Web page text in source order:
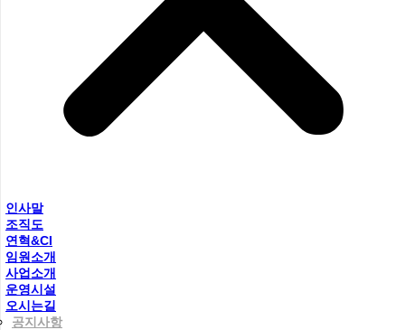
인사말
조직도
연혁&CI
임원소개
사업소개
운영시설
오시는길
공지사항